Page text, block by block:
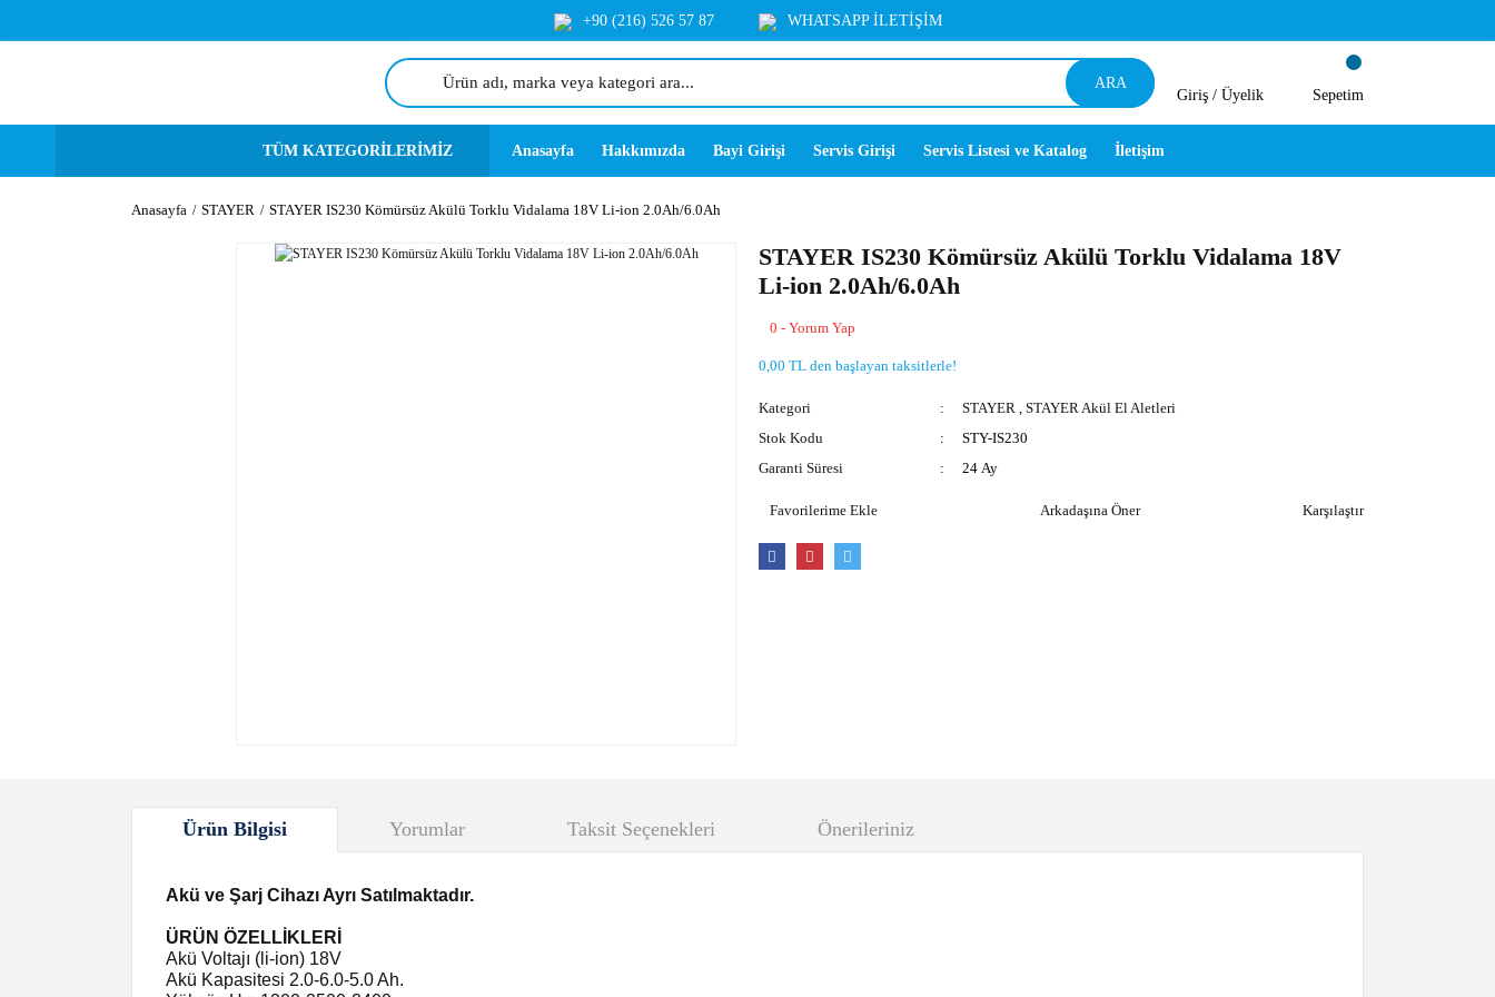
+90 (216) 526 57 87 WHATSAPP İLETİŞİM
ARA
Giriş / Üyelik Sepetim
TÜM KATEGORİLERİMİZ Anasayfa Hakkımızda Bayi Girişi Servis Girişi Servis Listesi ve Katalog İletişim
Anasayfa STAYER STAYER IS230 Kömürsüz Akülü Torklu Vidalama 18V Li-ion 2.0Ah/6.0Ah
STAYER IS230 Kömürsüz Akülü Torklu Vidalama 18V
Li-ion 2.0Ah/6.0Ah
0 - Yorum Yap
0,00 TL den başlayan taksitlerle!
Kategori STAYER ,STAYER Akül El Aletleri
Stok Kodu
STY-IS230
Garanti Süresi
24 Ay
Arkadaşına Öner Karşılaştır
Ürün Bilgisi Yorumlar Taksit Seçenekleri Önerileriniz
Akü ve Şarj Cihazı Ayrı Satılmaktadır.
ÜRÜN ÖZELLİKLERİ
Akü Voltajı (li-ion) 18V
Akü Kapasitesi 2.0-6.0-5.0 Ah.